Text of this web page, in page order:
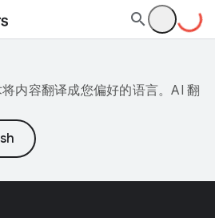
内容翻译成您偏好的语言。AI 翻